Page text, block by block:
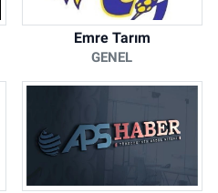
Emre Tarım
GENEL